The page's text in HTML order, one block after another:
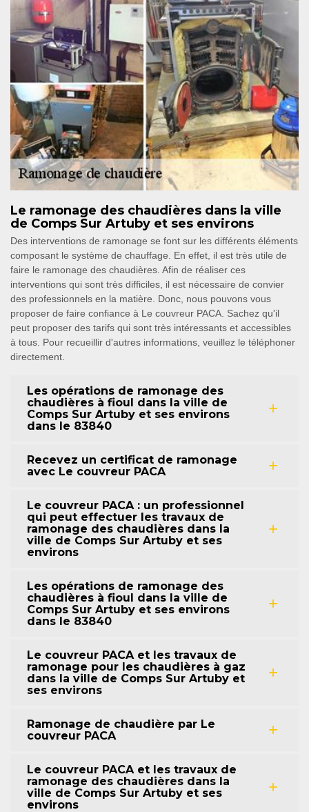
Le ramonage des chaudières dans la ville
de Comps Sur Artuby et ses environs
Des interventions de ramonage se font sur les différents éléments
composant le système de chauffage. En effet, il est très utile de
faire le ramonage des chaudières. Afin de réaliser ces
interventions qui sont très difficiles, il est nécessaire de convier
des professionnels en la matière. Donc, nous pouvons vous
proposer de faire confiance à Le couvreur PACA. Sachez qu'il
peut proposer des tarifs qui sont très intéressants et accessibles
à tous. Pour recueillir d'autres informations, veuillez le téléphoner
directement.
Les opérations de ramonage des
chaudières à fioul dans la ville de
Comps Sur Artuby et ses environs
dans le 83840
Recevez un certificat de ramonage
avec Le couvreur PACA
Le couvreur PACA : un professionnel
qui peut effectuer les travaux de
ramonage des chaudières dans la
ville de Comps Sur Artuby et ses
environs
Les opérations de ramonage des
chaudières à fioul dans la ville de
Comps Sur Artuby et ses environs
dans le 83840
Le couvreur PACA et les travaux de
ramonage pour les chaudières à gaz
dans la ville de Comps Sur Artuby et
ses environs
Ramonage de chaudière par Le
couvreur PACA
Le couvreur PACA et les travaux de
ramonage des chaudières dans la
ville de Comps Sur Artuby et ses
environs